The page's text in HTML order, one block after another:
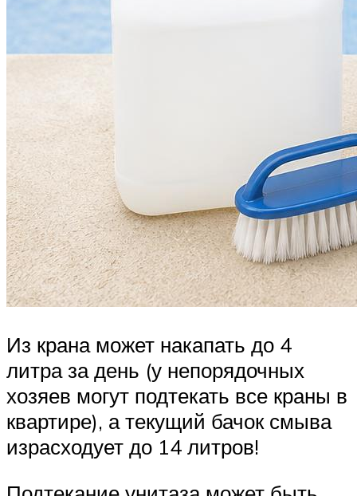
Из крана может накапать до 4
литра за день (у непорядочных
хозяев могут подтекать все краны в
квартире), а текущий бачок смыва
израсходует до 14 литров!